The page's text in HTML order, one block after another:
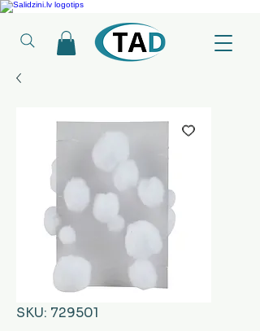
Ledusskapji, Sadzīves tehnika, Smaržas,
SKU: 729501